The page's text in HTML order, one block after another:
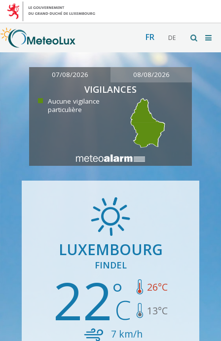
FR DE
07/08/2026 08/08/2026
VIGILANCES
Aucune vigilance
particulière
LUXEMBOURG
FINDEL
22 26°C
13°C
7 km/h